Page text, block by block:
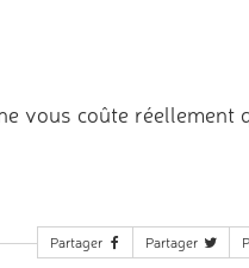
vous coûte réellement
Partager Partager